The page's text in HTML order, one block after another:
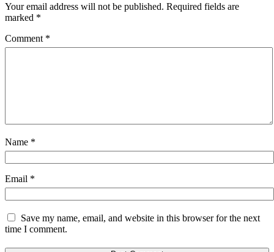
Your email address will not be published. Required fields are
marked *
Comment *
Name *
Email *
Save my name, email, and website in this browser for the next
time I comment.